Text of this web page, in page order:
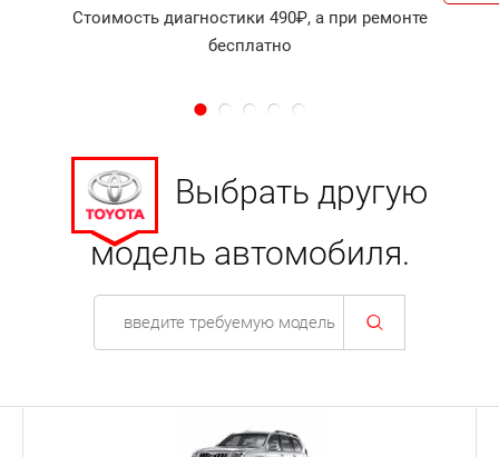
Стоимость диагностики 490₽, а при ремонте
бесплатно
Выбрать другую
модель автомобиля.